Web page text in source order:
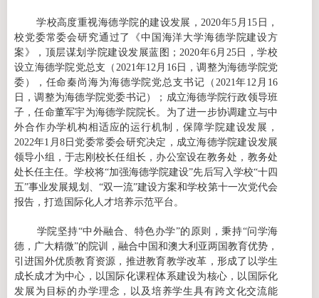
学校高度重视海德学院的建设发展，2020年5 月 15 日，
校党委常委会研究通过了《中国海洋大学海德学院建设方
案》，顶层谋划学院建设发展蓝图 ；2020年6月 25日，学校
设立海德学院党总支（ 2021年12月 16日，调整为海德学院党
委 ），任命秦尚海为海德学院党总支书记（ 2021年12 月 16
日，调整为海德学院党委书记）；成立海德学院行政领导班
子，任命董军宇为海德学院院长。为了进一步协调建立与中
外合作办学机构相适应的运行机制，保障学院建设发展 ，
2022年1 月 8日党委常委会研究决定， 成立海德学院建设发展
领导小组，于志刚校长任组长，办公室设在教务处，教务处
处长任主任。学校将“加强海德学院建设”先后写入学校“十四
五”事业发展规划、“双一流”建设方案和学校第十一次党代会
报告，打造国际化人才培养示范平台。
学院坚持“中外融合、特色办学”的 原则，秉持“问学海
德，广大精微”的院训，融合中国和澳大利亚两国教育优势，
引进 国外优质教育资源， 推进教育教学改革，形成了以学生
成长成才为中心，以国际化课程体系建设为核心，以国际化
发展为目标的办学理念，以及培养学生具有跨文化交流能